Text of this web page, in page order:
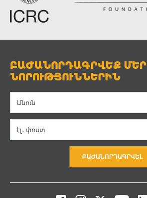
ԲԱԺԱՆՈՐԴԱԳՐՎԵՔ ՄԵՐ
ՆՈՐՈՒԹՅՈՒՆՆԵՐԻՆ
ԲԱԺԱՆՈՐԴԱԳՐՎԵԼ